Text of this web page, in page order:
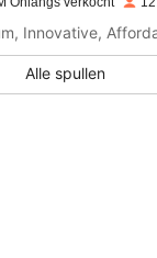
Innovative,
Alle spullen